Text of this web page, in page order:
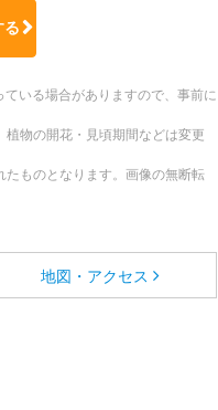
いる場合がありますので、事前に
物の開花・見頃期間などは変更
ものとなります。画像の無断転
地図・アクセス